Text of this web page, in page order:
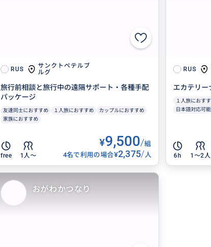
RUS
サンクトペテルブ
ルグ
旅行前相談と旅行中の遠隔サポート・各種手配
パッケージ
友達同士におすすめ １人旅におすすめ
カップルにおすすめ
家族におすすめ
free 1人〜
¥9,500/組
4名で利用の場合¥2,375/人
RUS
エカテリー
１人旅におす
日本語対応可能
6h 1〜2人
おがわかつなり